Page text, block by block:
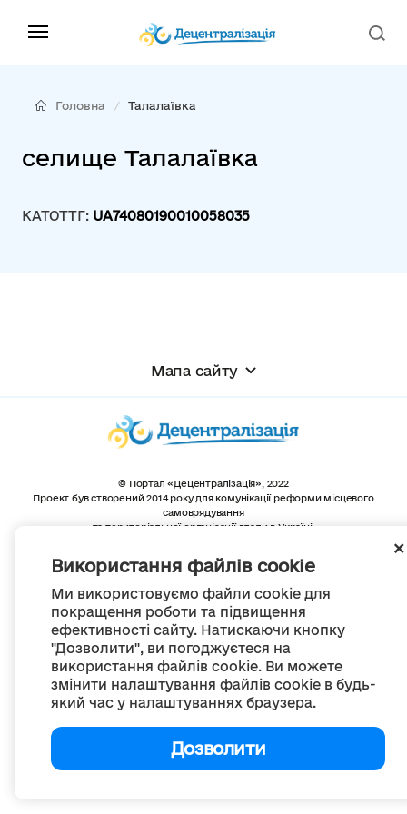
Використання файлів cookie
Ми використовуємо файли cookie для
покращення роботи та підвищення
ефективності сайту. Натискаючи кнопку
"Дозволити", ви погоджуєтеся на
використання файлів cookie. Ви можете
змінити налаштування файлів cookie в будь-
який час у налаштуваннях браузера.
Дозволити
Головна Талалаївка
селище Талалаївка
КАТОТТГ: UA74080190010058035
Мапа сайту
© Портал «Децентралізація», 2022
Проект був створений 2014 року для комунікації реформи місцевого
самоврядування
та територіальної організації влади в Україні.
Весь контент доступний за ліцензією
Creative Commons Attribution 4.0 International license,
якщо не зазначено інше